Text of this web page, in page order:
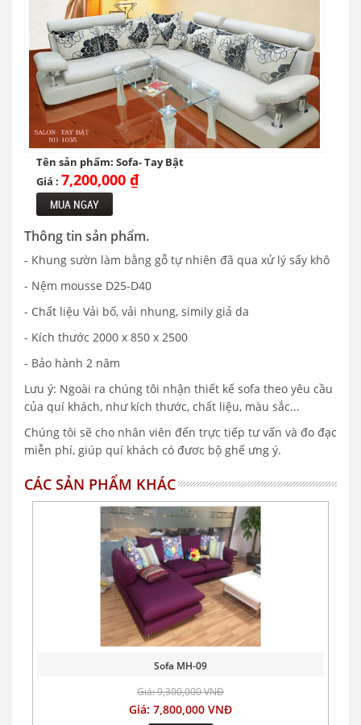
Tên sản phẩm: Sofa- Tay Bật
Giá : 7,200,000 ₫
MUA NGAY
Thông tin sản phẩm.
- Khung sườn làm bằng gỗ tự nhiên đã qua xử lý sấy khô
- Nệm mousse D25-D40
- Chất liệu Vải bố, vải nhung, simily giả da
- Kích thước 2000 x 850 x 2500
- Bảo hành 2 năm
Lưu ý: Ngoài ra chúng tôi nhận thiết kế sofa theo yêu cầu
của quí khách, như kích thước, chất liệu, màu sắc...
Chúng tôi sẽ cho nhân viên đến trực tiếp tư vấn và đo đạc
miễn phí, giúp quí khách có đươc bộ ghế ưng ý.
CÁC SẢN PHẨM KHÁC
Sofa MH-09
Giá: 9,300,000 VNĐ
Giá: 7,800,000 VNĐ